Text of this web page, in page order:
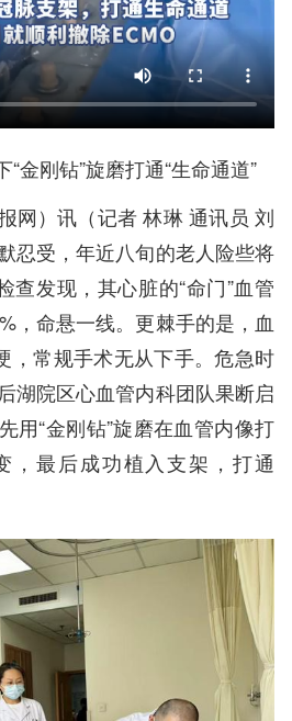
金刚钻”旋磨打通“生命通道”
网）讯（记者 林琳 通讯员 刘
忍受，年近八旬的老人险些将
查发现，其心脏的“命门”血管
命悬一线。更棘手的是，血
，常规手术无从下手。危急时
湖院区心血管内科团队果断启
用“金刚钻”旋磨在血管内像打
，最后成功植入支架，打通